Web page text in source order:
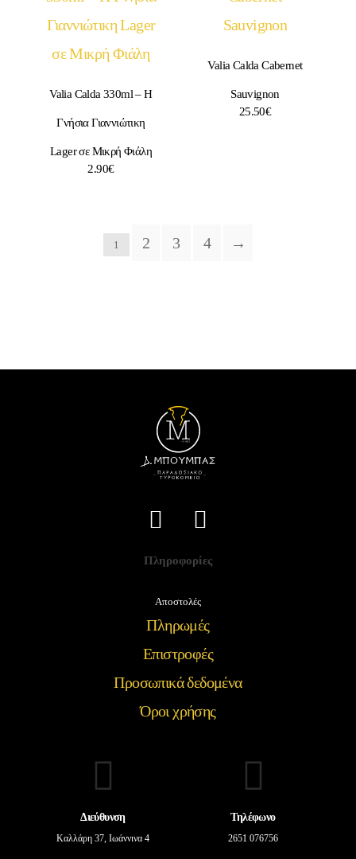
Valia Calda 330ml – Η
Γνήσια Γιαννιώτικη
Lager σε Μικρή Φιάλη
2.90€
Valia Calda Cabernet
Sauvignon
25.50€
1 2 3 4 →
Πληροφορίες
Αποστολές
Πληρωμές
Επιστροφές
Προσωπικά δεδομένα
Όροι χρήσης
Διεύθυνση
Καλλάρη 37, Ιωάννινα 4
Τηλέφωνο
2651 076756